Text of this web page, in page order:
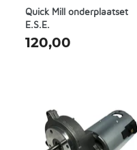
Quick Mill onderplaatset
E.S.E.
120,00